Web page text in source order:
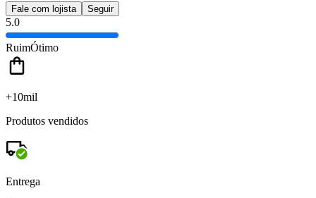
Fale com lojista Seguir
5.0
RuimÓtimo
+10mil
Produtos vendidos
Entrega